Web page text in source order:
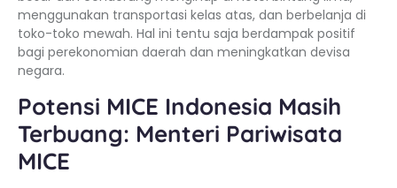
menggunakan transportasi kelas atas, dan berbelanja di
toko-toko mewah. Hal ini tentu saja berdampak positif
bagi perekonomian daerah dan meningkatkan devisa
negara.
Potensi MICE Indonesia Masih
Terbuang: Menteri Pariwisata
MICE